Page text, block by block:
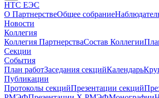
НТС ЕЭС
О ПартнерствеОбщее собрание
Новости
Коллегия
Коллегия ПартнерстваСостав Коллегии
Секции
События
План работЗаседания секцийКалендарь
Публикации
Протоколы секцийПрезентации секций